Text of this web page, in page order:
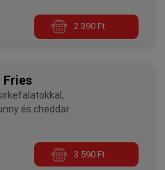
2 390 Ft
Fries
és cheddar
3 590 Ft